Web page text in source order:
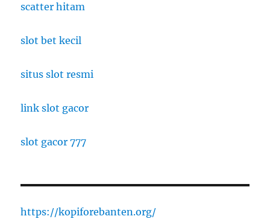
scatter hitam
slot bet kecil
situs slot resmi
link slot gacor
slot gacor 777
https://kopiforebanten.org/